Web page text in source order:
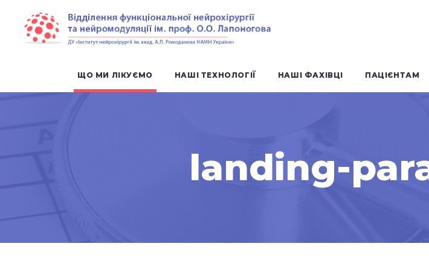
ЩО МИ ЛІКУЄМО НАШІ ТЕХНОЛОГІЇ НАШІ ФАХІВЦІ ПАЦІЄНТАМ
landing-